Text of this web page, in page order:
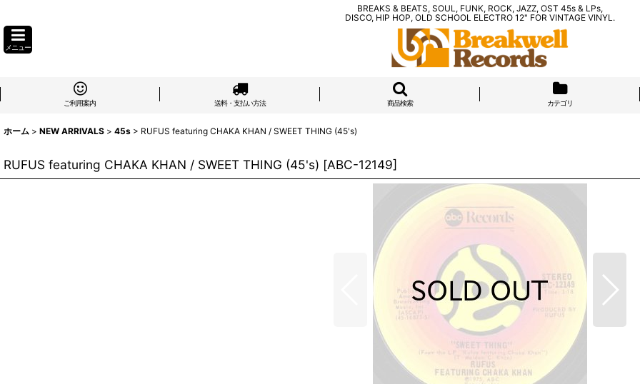
BREAKS & BEATS, SOUL, FUNK, ROCK, JAZZ, OST 45s & LPs,
DISCO, HIP HOP, OLD SCHOOL ELECTRO 12" FOR VINTAGE VINYL.
メニュー
ご利用案内 送料・支払い方法 商品検索 カテゴリ
ホーム > NEW ARRIVALS > 45s > RUFUS featuring CHAKA KHAN / SWEET THING (45's)
RUFUS featuring CHAKA KHAN / SWEET THING (45's) [ABC-12149]